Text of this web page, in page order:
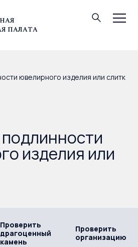
ПАЛАТА
2026
ювелирного изделия или слитка
изделия или
Проверить
драгоценный
камень
Проверить
организацию